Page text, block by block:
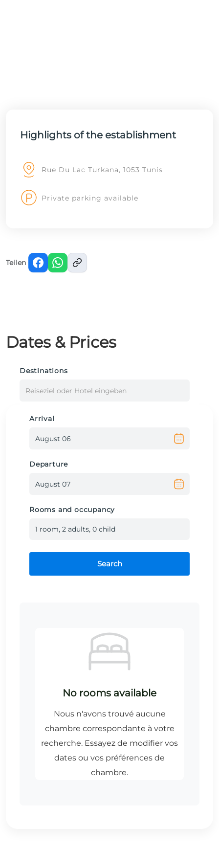
Highlights of the establishment
Rue Du Lac Turkana, 1053 Tunis
Private parking available
Teilen
Dates & Prices
Destinations
Reiseziel oder Hotel eingeben
Arrival
Departure
Rooms and occupancy
1 room, 2 adults, 0 child
Search